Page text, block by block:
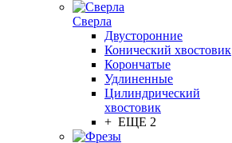
Сверла
Двусторонние
Конический хвостовик
Корончатые
Удлиненные
Цилиндрический
хвостовик
+ ЕЩЕ 2